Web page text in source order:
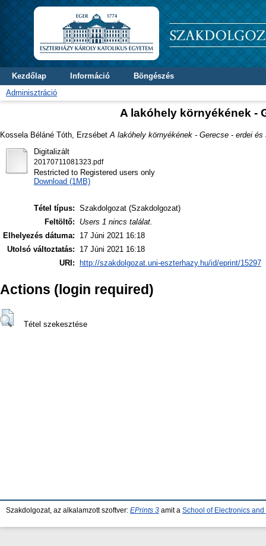
Kezdőlap Információ
Böngészés
Adminisztráció
A lakóhely környékének -
Kossela Béláné Tóth, Erzsébet A lakóhely környékének - Gerecse - erdei
Digitalizált
20170711081323.pdf
Restricted to Registered users only
Download (1MB)
Tétel típus: Szakdolgozat (Szakdolgozat)
Feltöltő:
Users 1 nincs találat.
Elhelyezés dátuma:
17 Júni 2021 16:18
Utolsó változtatás:
17 Júni 2021 16:18
URI:
http://szakdolgozat.uni-eszterhazy.hu/id/eprint/15297
Actions (login required)
Tétel szekesztése
Szakdolgozat, az alkalamzott szoftver: EPrints 3 amit a School of Electronics